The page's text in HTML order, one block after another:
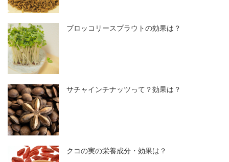
ブロッコリースプラウトの効果は？
サチャインチナッツって？効果は？
クコの実の栄養成分・効果は？